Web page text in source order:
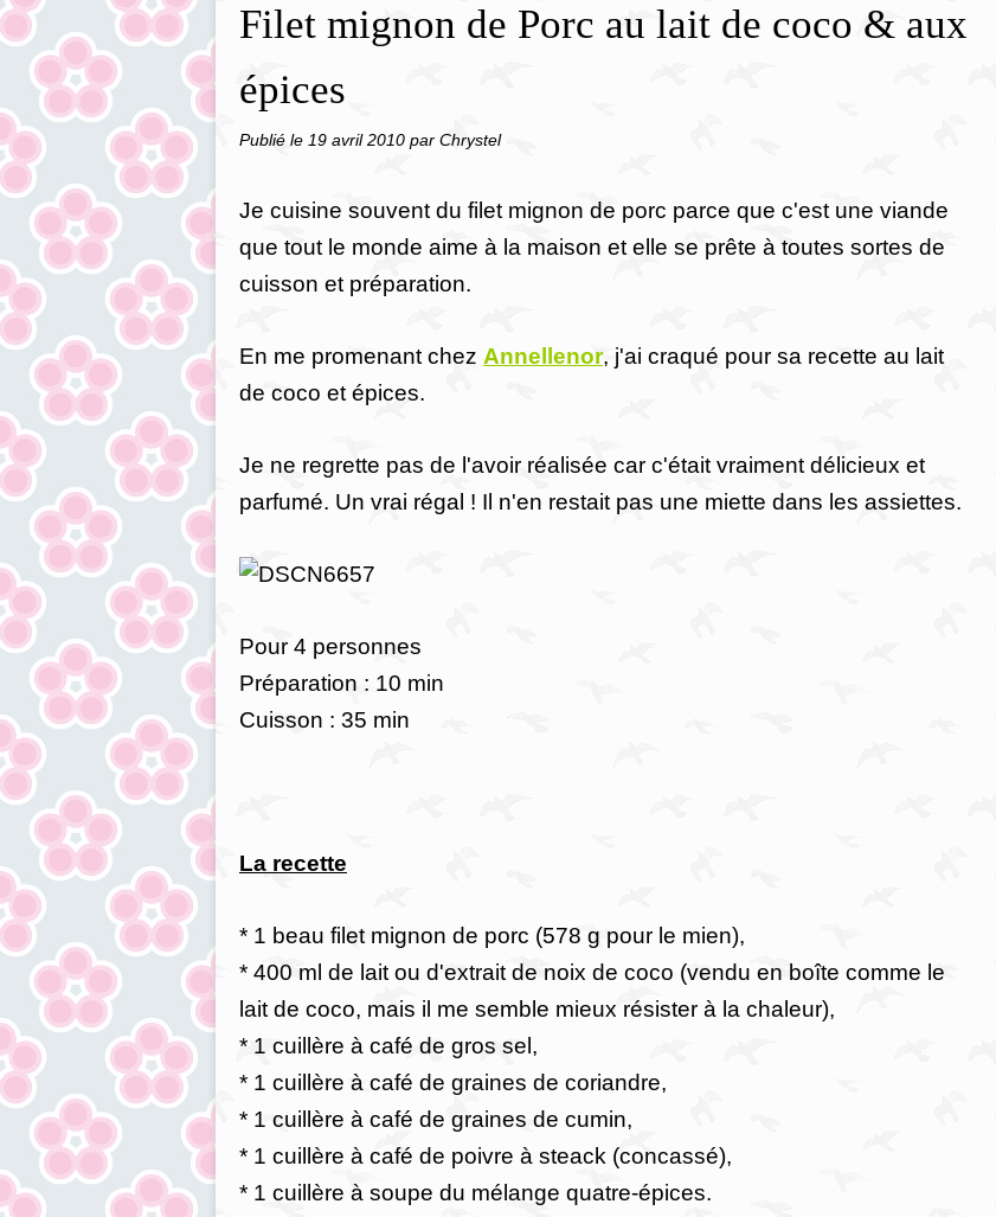
Filet mignon de Porc au lait de coco & aux
épices
Publié le 19 avril 2010 par Chrystel
Je cuisine souvent du filet mignon de porc parce que c'est une viande
que tout le monde aime à la maison et elle se prête à toutes sortes de
cuisson et préparation.
En me promenant chez Annellenor, j'ai craqué pour sa recette au lait
de coco et épices.
Je ne regrette pas de l'avoir réalisée car c'était vraiment délicieux et
parfumé. Un vrai régal ! Il n'en restait pas une miette dans les assiettes.
Pour 4 personnes
Préparation : 10 min
Cuisson : 35 min
La recette
* 1 beau filet mignon de porc (578 g pour le mien),
* 400 ml de lait ou d'extrait de noix de coco (vendu en boîte comme le
lait de coco, mais il me semble mieux résister à la chaleur),
* 1 cuillère à café de gros sel,
* 1 cuillère à café de graines de coriandre,
* 1 cuillère à café de graines de cumin,
* 1 cuillère à café de poivre à steack (concassé),
* 1 cuillère à soupe du mélange quatre-épices.